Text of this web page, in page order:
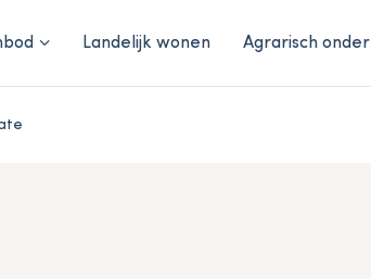
Landelijk wonen Agrarisch